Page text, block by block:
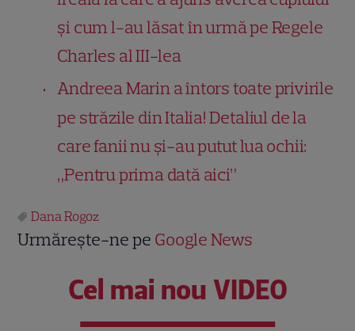
și cum l-au lăsat în urmă pe Regele
Charles al III-lea
Andreea Marin a întors toate privirile
pe străzile din Italia! Detaliul de la
care fanii nu și-au putut lua ochii:
„Pentru prima dată aici”
Dana Rogoz
Urmărește-ne pe Google News
Cel mai nou VIDEO